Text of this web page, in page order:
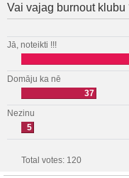
Vai vajag burnout klubu
Jā, noteikti !!!
Domāju ka nē
37
Nezinu
5
Total votes: 120